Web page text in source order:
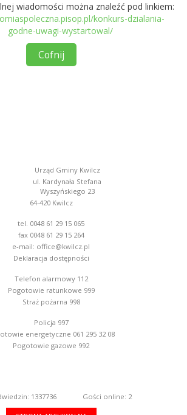
wiadomości można znaleźć pod linkiem:
konkurs-dzialania-
godne-uwagi-wystartowal/
Cofnij
Urząd Gminy Kwilcz
ul. Kardynała Stefana
Wyszyńskiego 23
64-420 Kwilcz
tel. 0048 61 29 15 065
fax 0048 61 29 15 264
e-mail: office@kwilcz.pl
Deklaracja dostępności
Telefon alarmowy 112
Pogotowie ratunkowe 999
Straż pożarna 998
Policja 997
energetyczne 061 295 32 08
Pogotowie gazowe 992
1337736 Gości online: 2